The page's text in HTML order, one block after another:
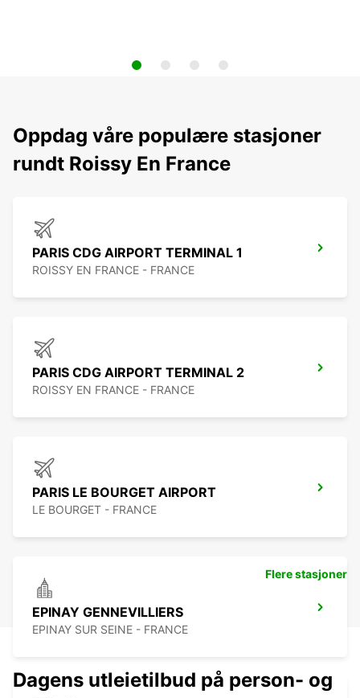
Oppdag våre populære stasjoner
rundt Roissy En France
PARIS CDG AIRPORT TERMINAL 1
ROISSY EN FRANCE - FRANCE
PARIS CDG AIRPORT TERMINAL 2
ROISSY EN FRANCE - FRANCE
PARIS LE BOURGET AIRPORT
LE BOURGET - FRANCE
EPINAY GENNEVILLIERS
EPINAY SUR SEINE - FRANCE
Flere stasjoner
Dagens utleietilbud på person- og